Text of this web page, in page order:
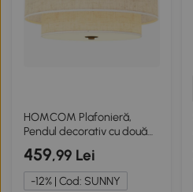
HOMCOM Plafonieră,
Pendul decorativ cu două
abajuri din pânză, Crem
459,99 Lei
-12% | Cod: SUNNY